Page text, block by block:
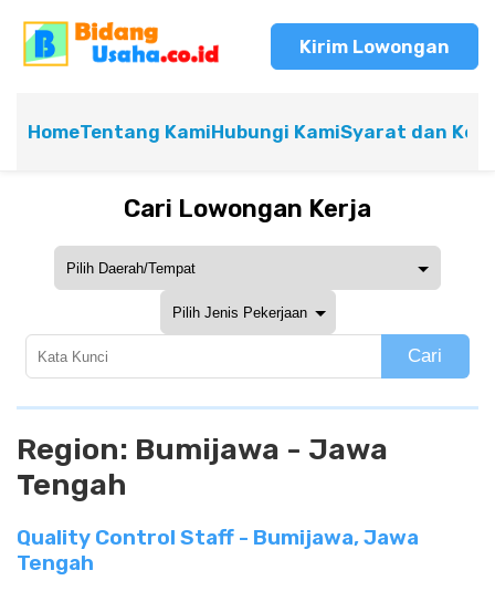
Kirim Lowongan
HomeTentang KamiHubungi KamiSyarat dan
Cari Lowongan Kerja
Cari
Region: Bumijawa - Jawa
Tengah
Quality Control Staff - Bumijawa, Jawa
Tengah